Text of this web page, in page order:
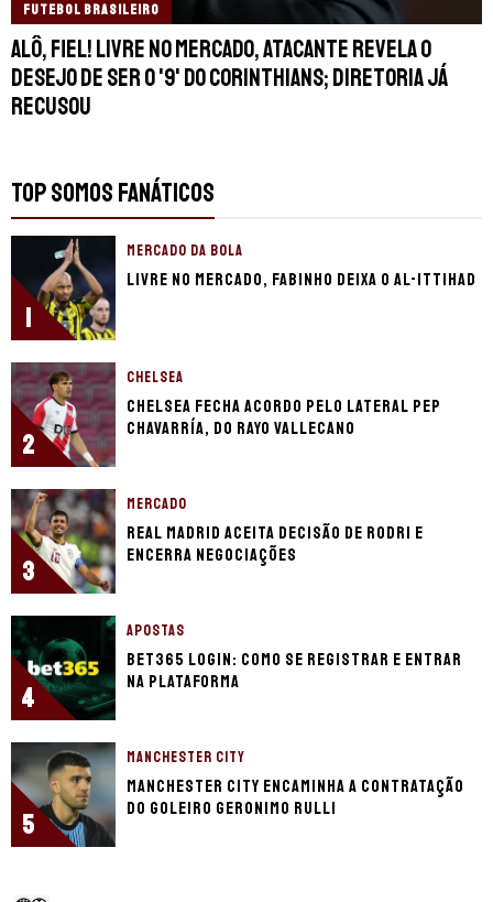
FUTEBOL BRASILEIRO
Alô, fiel! Livre no mercado, atacante revela o
desejo de ser o '9' do Corinthians; diretoria já
recusou
TOP SOMOS FANÁTICOS
1
MERCADO DA BOLA
Livre no mercado, Fabinho deixa o Al-Ittihad
2
CHELSEA
Chelsea fecha acordo pelo lateral Pep
Chavarría, do Rayo Vallecano
3
MERCADO
Real Madrid aceita decisão de Rodri e
encerra negociações
4
APOSTAS
bet365 login: como se registrar e entrar
na plataforma
5
MANCHESTER CITY
Manchester City encaminha a contratação
do goleiro Geronimo Rulli